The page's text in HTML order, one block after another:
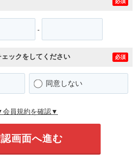
-
ックをしてください 必須
同意しない
会員規約を確認▼